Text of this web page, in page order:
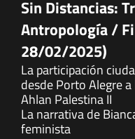
Sin Distancias:
Antropología /
28/02/2025)
La participación
desde Porto Alegre
Ahlan Palestina II
La narrativa de
feminista